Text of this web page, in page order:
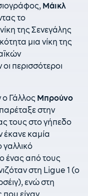
Μάικλ
το
της Σενεγάλης
μια νίκη της
περισσότεροι
Γάλλος Μπρούνο
στην
τους στο γήπεδο
έκανε καμία
ένας από τους
στη Ligue 1 (ο
ενώ στη